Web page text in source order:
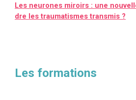
Les neurones miroirs : une
dre les traumatismes transmis ?
Les formations